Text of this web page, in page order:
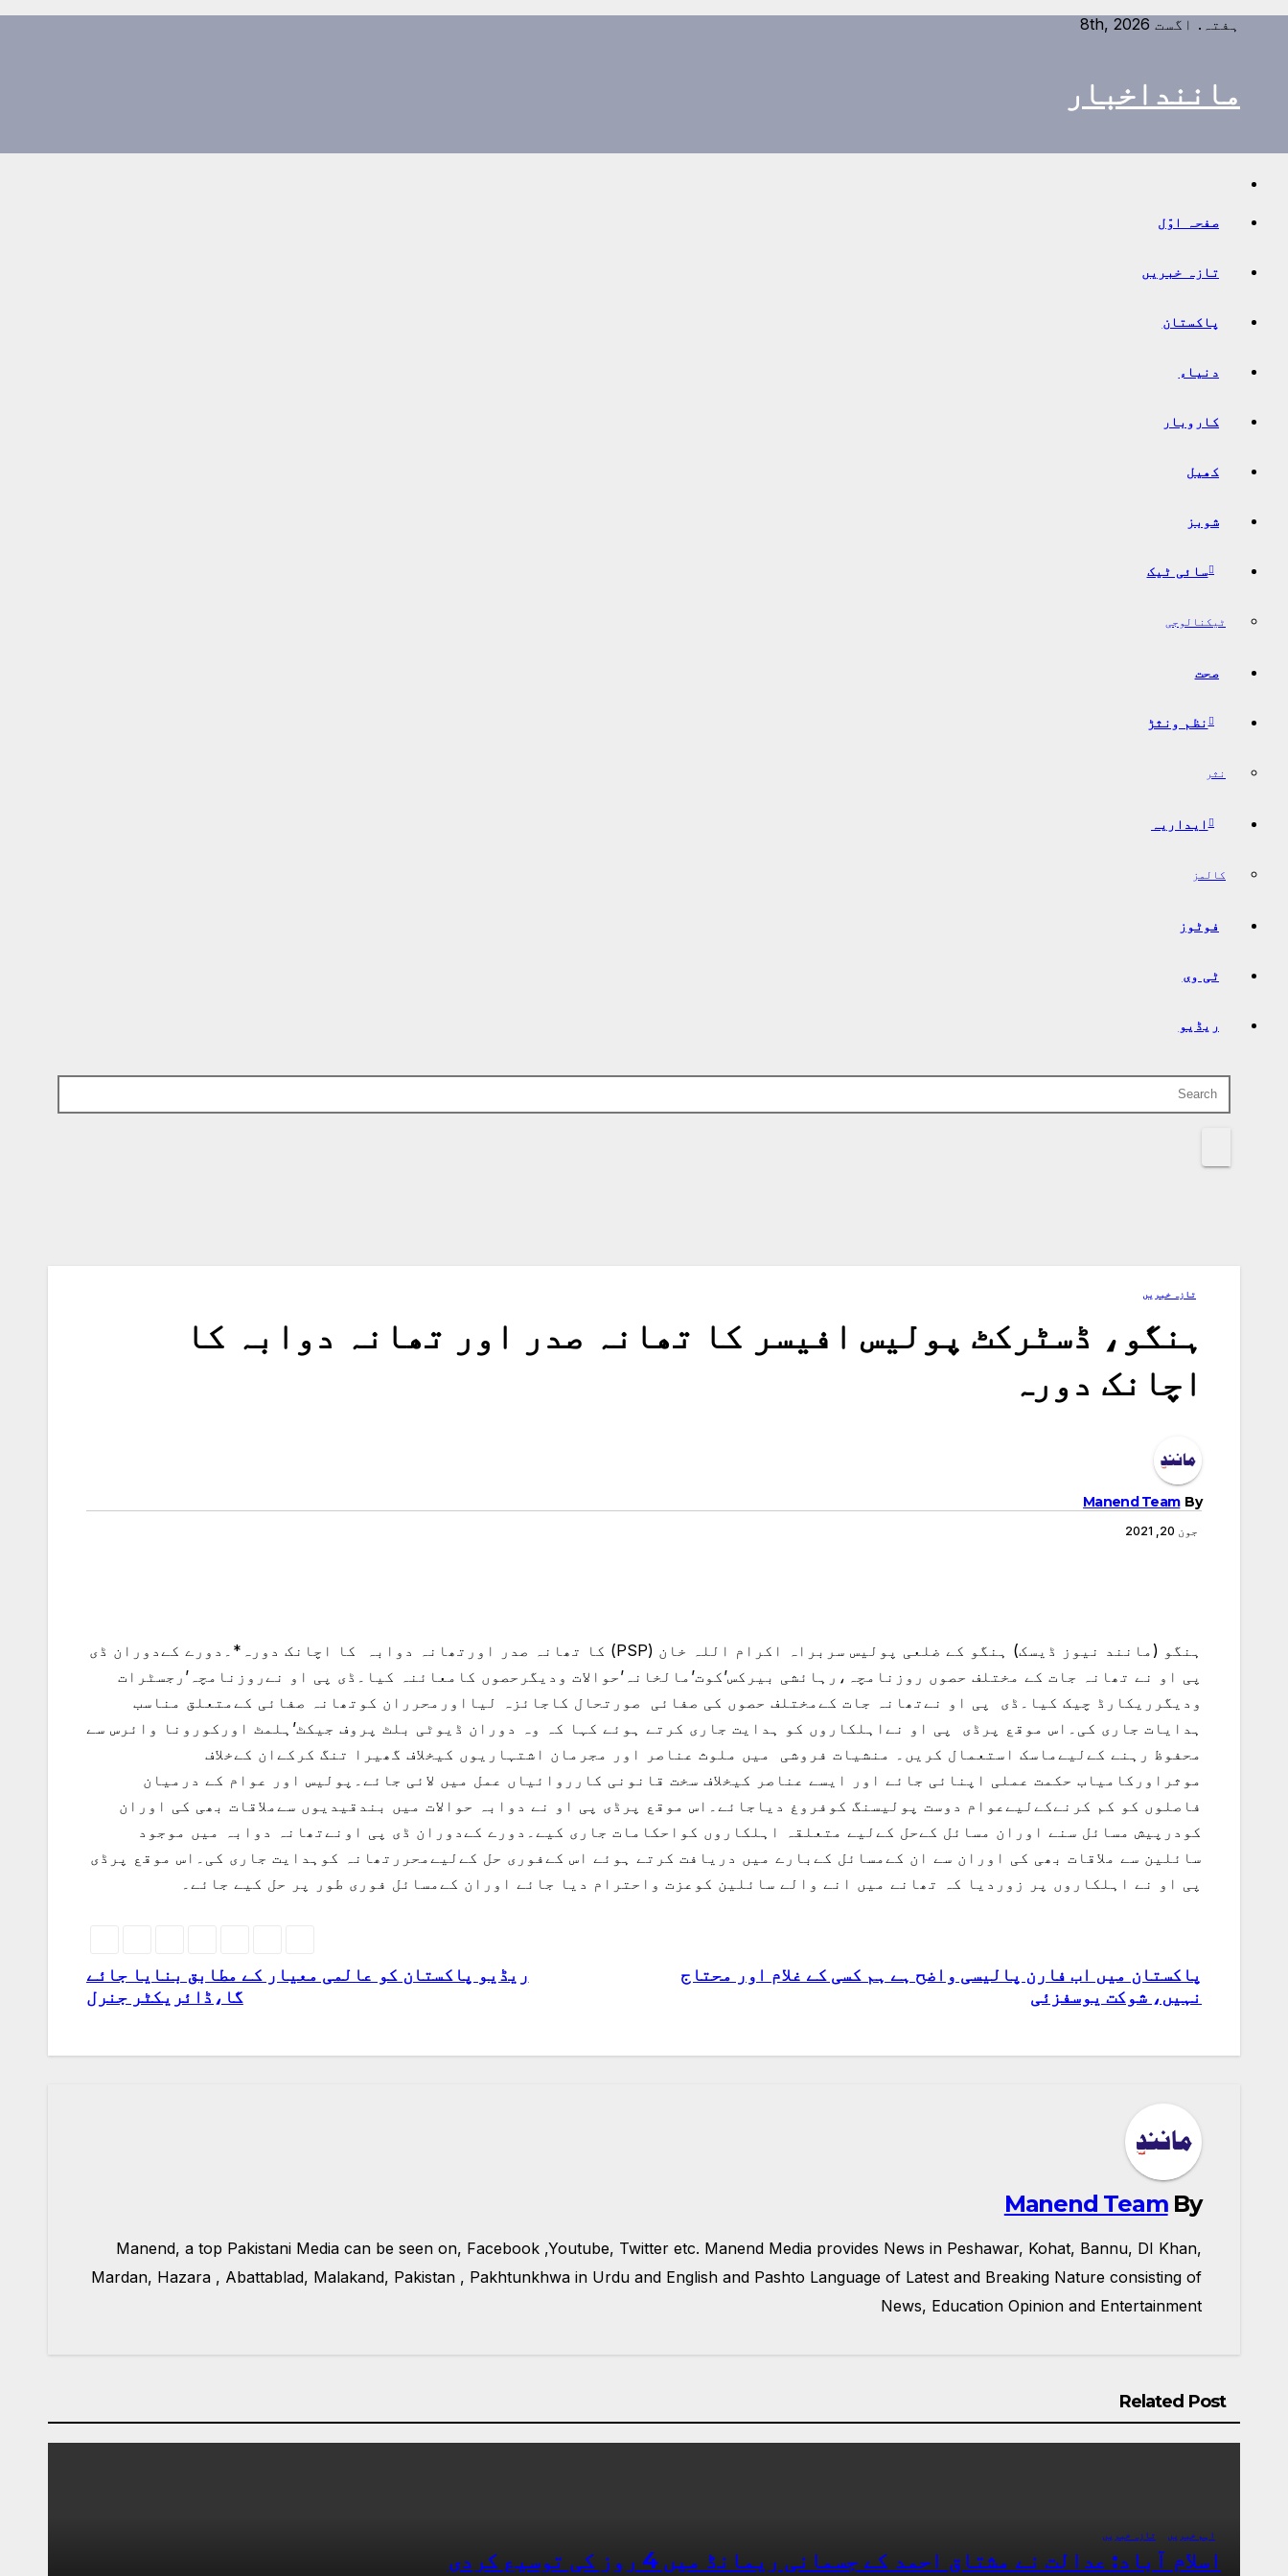
Skip
ہفتہ. اگست 8th, 2026
ماننداخبار
صفحہ اوّل
تازہ خبریں
پاکستان
دنیاء
کاروبار
کھیل
شوبز
سائی ٹیک
ٹیکنالوجی
صحت
نظم ونثڑ
نثر
ایداریہ
کالمز
فوٹوز
ٹی وی
ریڈیو
تازہ خبریں
ہنگو، ڈسٹرکٹ پولیس افیسر کا تھانہ صدر اور تھانہ دوابہ کا
اچانک دورہ
By
Manend Team
جون 20, 2021
ہنگو (مانند نیوز ڈیسک) ہنگو کے ضلعی پولیس سربراہ اکرام اللہ خان (PSP) کا تھانہ صدر اورتھانہ دوابہ کا اچانک دورہ*۔دورے کےدوران ڈی
پی او نے تھانہ جات کے مختلف حصوں روزنامچہ،رہائشی بیرکس’کوت’مالخانہ’حوالات ودیگرحصوں کامعائنہ کیا۔ڈی پی او نےروزنامچہ’رجسٹرات
ودیگرریکارڈ چیک کیا۔ڈی پی او نےتھانہ جات کےمختلف حصوں کی صفائی صورتحال کاجائزہ لیااورمحرران کوتھانہ صفائی کےمتعلق مناسب
ہدایات جاری کی۔اس موقع پرڈی پی او نےاہلکاروں کو ہدایت جاری کرتے ہوئے کہا کہ وہ دوران ڈیوٹی بلٹ پروف جیکٹ’ہلمٹ اورکورونا وائرس سے
محفوظ رہنے کےلیےماسک استعمال کریں۔ منشیات فروشی میں ملوث عناصر اور مجرمان اشتہاریوں کیخلاف گھیرا تنگ کرکےان کےخلاف
موثراورکامیاب حکمت عملی اپنائی جائے اور ایسے عناصر کیخلاف سخت قانونی کارروائیاں عمل میں لائی جائے۔پولیس اور عوام کے درمیان
فاصلوں کو کم کرنےکےلیےعوام دوست پولیسنگ کوفروغ دیاجائے۔اس موقع پرڈی پی او نے دوابہ حوالات میں بندقیدیوں سےملاقات بھی کی اوران
کودرپیش مسائل سنے اوران مسائل کےحل کےلیے متعلقہ اہلکاروں کواحکامات جاری کیے۔دورے کےدوران ڈی پی اونےتھانہ دوابہ میں موجود
سائلین سے ملاقات بھی کی اوران سے ان کےمسائل کےبارے میں دریافت کرتے ہوئے اس کےفوری حل کےلیےمحررتھانہ کوہدایت جاری کی۔اس موقع پرڈی
پی او نے اہلکاروں پر زوردیا کہ تھانے میں انے والے سائلین کوعزت واحترام دیا جائے اوران کےمسائل فوری طور پر حل کیے جائے۔
پوسٹوں
نیویگیشن
ریڈیو پاکستان کو عالمی معیار کے مطابق بنایا جائے
گا،ڈائریکٹر جنرل
پاکستان میں اب فارن پالیسی واضح ہے ہم کسی کے غلام اور محتاج
نہیں، شوکت یوسفزئی
By
Manend Team
Manend, a top Pakistani Media can be seen on, Facebook ,Youtube, Twitter etc. Manend Media provides News in Peshawar, Kohat, Bannu, DI Khan,
Mardan, Hazara , Abattablad, Malakand, Pakistan , Pakhtunkhwa in Urdu and English and Pashto Language of Latest and Breaking Nature consisting of
News, Education Opinion and Entertainment
Related Post
اہم خبریں تازہ خبریں
اسلام آباد: عدالت نے مشتاق احمد کے جسمانی ریمانڈ میں 4 روز کی توسیع کردی